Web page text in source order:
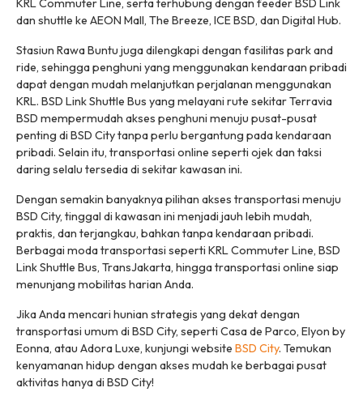
KRL Commuter Line, serta terhubung dengan feeder BSD Link
dan shuttle ke AEON Mall, The Breeze, ICE BSD, dan Digital Hub.
Stasiun Rawa Buntu juga dilengkapi dengan fasilitas park and
ride, sehingga penghuni yang menggunakan kendaraan pribadi
dapat dengan mudah melanjutkan perjalanan menggunakan
KRL. BSD Link Shuttle Bus yang melayani rute sekitar Terravia
BSD mempermudah akses penghuni menuju pusat-pusat
penting di BSD City tanpa perlu bergantung pada kendaraan
pribadi. Selain itu, transportasi online seperti ojek dan taksi
daring selalu tersedia di sekitar kawasan ini.
Dengan semakin banyaknya pilihan akses transportasi menuju
BSD City, tinggal di kawasan ini menjadi jauh lebih mudah,
praktis, dan terjangkau, bahkan tanpa kendaraan pribadi.
Berbagai moda transportasi seperti KRL Commuter Line, BSD
Link Shuttle Bus, TransJakarta, hingga transportasi online siap
menunjang mobilitas harian Anda.
Jika Anda mencari hunian strategis yang dekat dengan
transportasi umum di BSD City, seperti Casa de Parco, Elyon by
Eonna, atau Adora Luxe, kunjungi website BSD City. Temukan
kenyamanan hidup dengan akses mudah ke berbagai pusat
aktivitas hanya di BSD City!